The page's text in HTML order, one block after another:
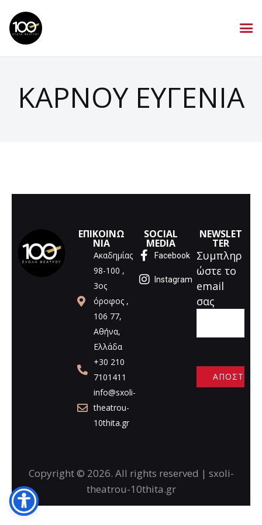
ΚΑΡΝΟΥ ΕΥΓΕΝΙΑ
ΕΠΙΚΟΙΝΩ
ΝΙΑ
Ακαδημίας
98-100 ,
3ος
όροφος ,
106 77,
Αθήνα,
Ελλάδα
+30 210
7101411
info@sxoli-
theatrou-
10thita.gr
SOCIAL
MEDIA
Facebook
Instagram
NEWSLET
TER
Συμπληρ
ώστε το
email
σας
n
Copyright © 2026. All rights reserved | sxoli-
theatrou-10thita.gr